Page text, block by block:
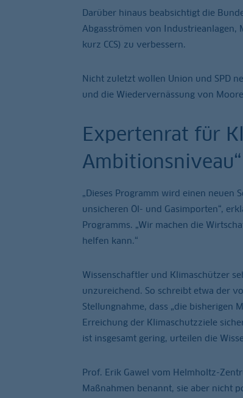
Darüber hinaus beabsichtigt die
Abgasströmen von Industrieanlagen,
kurz CCS) zu verbessern.
Nicht zuletzt wollen Union und SPD
und die Wiedervernässung von
Expertenrat für
Ambitionsniveau“
„Dieses Programm wird einen neuen
unsicheren Öl- und Gasimporten“,
Programms. „Wir machen die
helfen kann.“
Wissenschaftler und Klimaschützer
unzureichend. So schreibt etwa der
Stellungnahme, dass „die bisherigen
Erreichung der Klimaschutzziele
ist insgesamt gering, urteilen die
Prof. Erik Gawel vom Helmholtz-
Maßnahmen benannt, sie aber nicht